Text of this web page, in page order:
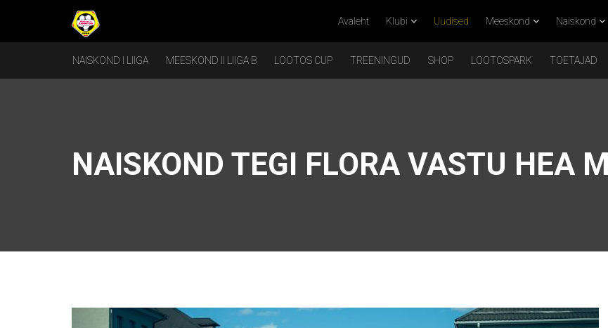
Avaleht Klubi Uudised Meeskond Naiskond
NAISKOND I LIIGA MEESKOND II LIIGA B LOOTOS CUP TREENINGUD SHOP LOOTOSPARK TOETAJAD
NAISKOND TEGI FLORA VASTU HEA